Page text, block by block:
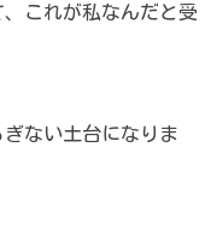
これが私なんだと受
ない土台になりま